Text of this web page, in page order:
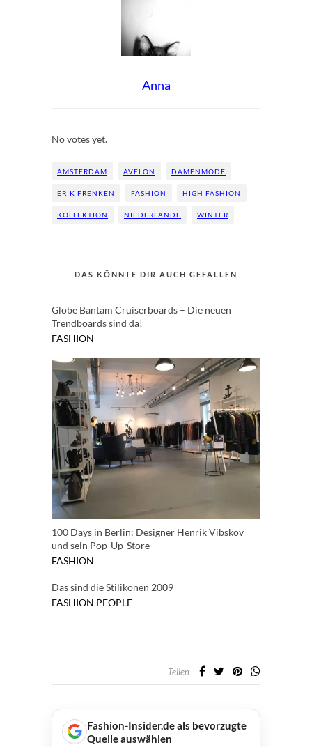
Anna
No votes yet.
AMSTERDAM AVELON DAMENMODE
ERIK FRENKEN FASHION HIGH FASHION
KOLLEKTION NIEDERLANDE WINTER
DAS KÖNNTE DIR AUCH GEFALLEN
Globe Bantam Cruiserboards – Die neuen
Trendboards sind da!
FASHION
100 Days in Berlin: Designer Henrik Vibskov
und sein Pop-Up-Store
FASHION
Das sind die Stilikonen 2009
FASHION PEOPLE
Teilen
Fashion-Insider.de als bevorzugte
Quelle auswählen